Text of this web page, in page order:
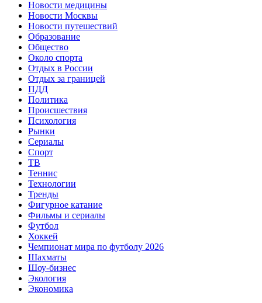
Новости медицины
Новости Москвы
Новости путешествий
Образование
Общество
Около спорта
Отдых в России
Отдых за границей
ПДД
Политика
Происшествия
Психология
Рынки
Сериалы
Спорт
ТВ
Теннис
Технологии
Тренды
Фигурное катание
Фильмы и сериалы
Футбол
Хоккей
Чемпионат мира по футболу 2026
Шахматы
Шоу-бизнес
Экология
Экономика